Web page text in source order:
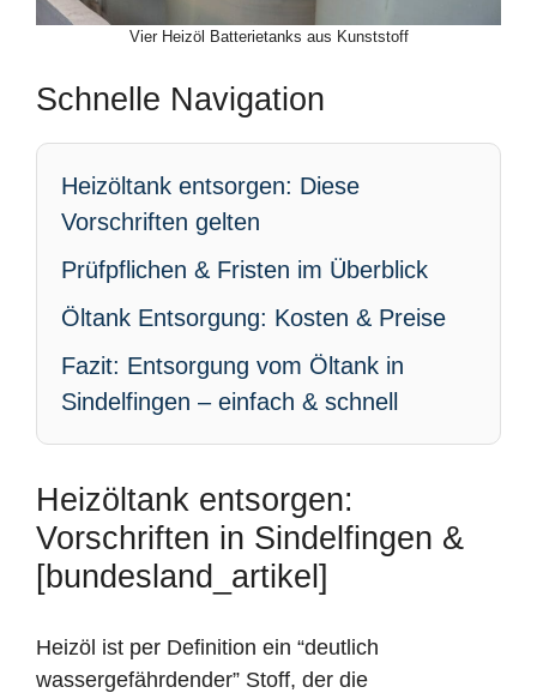
Vier Heizöl Batterietanks aus Kunststoff
Schnelle Navigation
Heizöltank entsorgen: Diese
Vorschriften gelten
Prüfpflichen & Fristen im Überblick
Öltank Entsorgung: Kosten & Preise
Fazit: Entsorgung vom Öltank in
Sindelfingen – einfach & schnell
Heizöltank entsorgen:
Vorschriften in Sindelfingen &
[bundesland_artikel]
Heizöl ist per Definition ein “deutlich
wassergefährdender” Stoff, der die